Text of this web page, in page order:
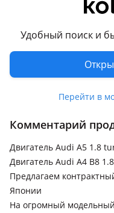
Удобный поиск и
Перейти в
Подходит на авто
2007 - 2011 1
рестайлинг (A5)
Комментарий
Двигатель Audi A5 1.8
Двигатель Audi A4 B8
Предлагаем
Японии
На огромный